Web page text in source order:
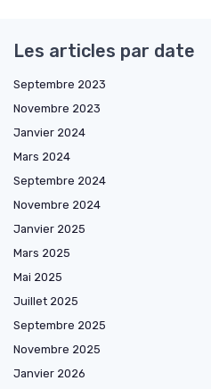
Les articles par date
Septembre 2023
Novembre 2023
Janvier 2024
Mars 2024
Septembre 2024
Novembre 2024
Janvier 2025
Mars 2025
Mai 2025
Juillet 2025
Septembre 2025
Novembre 2025
Janvier 2026